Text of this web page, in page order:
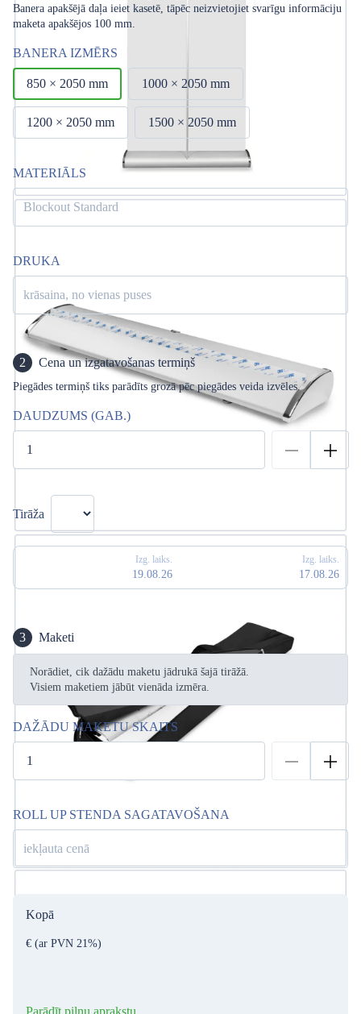
Banera apakšējā daļa ieiet kasetē, tāpēc neizvietojiet svarīgu informāciju
maketa apakšējos 100 mm.
BANERA IZMĒRS
850 × 2050 mm 1000 × 2050 mm
1200 × 2050 mm 1500 × 2050 mm
MATERIĀLS
Blockout Standard
DRUKA
krāsaina, no vienas puses
2 Cena un izgatavošanas termiņš
Piegādes termiņš tiks parādīts grozā pēc piegādes veida izvēles.
DAUDZUMS (GAB.)
Tirāža
Izg. laiks.
19.08.26
Izg. laiks.
17.08.26
3 Maketi
Norādiet, cik dažādu maketu jādrukā šajā tirāžā.
Visiem maketiem jābūt vienāda izmēra.
DAŽĀDU MAKETU SKAITS
ROLL UP STENDA SAGATAVOŠANA
iekļauta cenā
Kopā
€ (ar PVN 21%)
Parādīt pilnu aprakstu